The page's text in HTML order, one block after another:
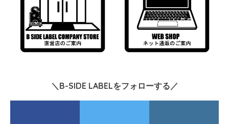
＼B-SIDE LABELをフォローする／